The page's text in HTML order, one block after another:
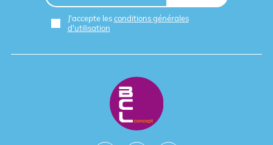
J'accepte lesconditions générales
d'utilisation